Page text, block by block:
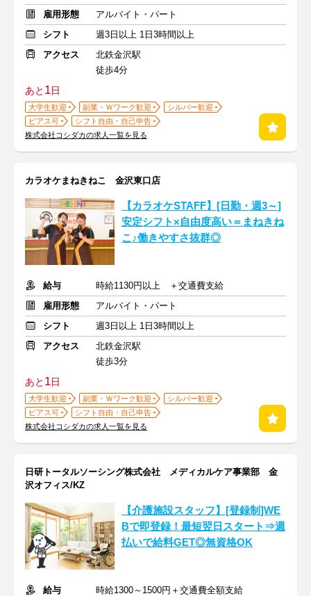
雇用形態
アルバイト・パート
シフト
週3日以上 1日3時間以上
アクセス
北鉄金沢駅
徒歩4分
あと 1日
大学生歓迎 副業・Ｗワーク歓迎
シルバー歓迎
ピアス可
シフト自由・自己申告
株式会社コシダカの求人一覧を見る
カラオケまねきねこ 金沢東口店
【カラオケSTAFF】[日勤・週3～]
安定シフト×自由度高い＝まねきね
こ♪働きやすさ抜群◎
給与
時給1130円以上 ＋交通費支給
雇用形態
アルバイト・パート
シフト
週3日以上 1日3時間以上
アクセス
北鉄金沢駅
徒歩3分
あと 1日
大学生歓迎 副業・Ｗワーク歓迎
シルバー歓迎
ピアス可
シフト自由・自己申告
株式会社コシダカの求人一覧を見る
日研トータルソーシング株式会社 メディカルケア事業部 金
沢オフィス/KZ
【介護施設スタッフ】[登録制]WE
Bで即登録！最短翌日スタート⇒週
払いで給料GET◎無資格OK
給与
時給1300～1500円＋交通費全額支給